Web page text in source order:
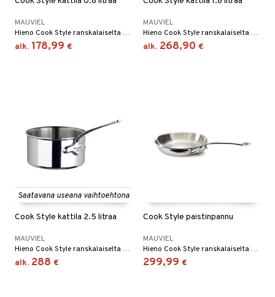
MAUVIEL
Hieno Cook Style ranskalaiselta Mauvielilta. Kattila on valmistettu laadukkaasta ruostumattomasta teräksestä.
alk. 178,99 €
MAUVIEL
Hieno Cook Style ranskalaiselta Mauvielilta. Kattila on valmistettu laadukkaasta ruostumattomasta teräksestä.
alk. 268,90 €
Saatavana useana vaihtoehtona
Cook Style kattila 2.5 litraa
MAUVIEL
Hieno Cook Style ranskalaiselta Mauvielilta. Kattila on valmistettu laadukkaasta ruostumattomasta teräksestä.
alk. 288 €
Cook Style paistinpannu
MAUVIEL
Hieno Cook Style ranskalaiselta Mauvielilta. Paistinpannu on valmistettu laadukkaasta ruostumattomasta teräksestä.
299,99 €